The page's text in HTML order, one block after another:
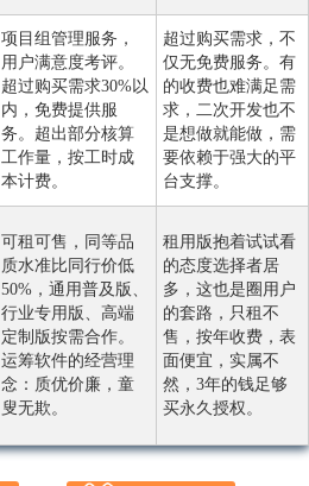
项目组管理服务，
用户满意度考评。
超过购买需求30%以
内，免费提供服
务。超出部分核算
工作量，按工时成
本计费。
超过购买需求，不
仅无免费服务。有
的收费也难满足需
求，二次开发也不
是想做就能做，需
要依赖于强大的平
台支撑。
可租可售，同等品
质水准比同行价低
50%，通用普及版、
行业专用版、高端
定制版按需合作。
运筹软件的经营理
念：质优价廉，童
叟无欺。
租用版抱着试试看
的态度选择者居
多，这也是圈用户
的套路，只租不
售，按年收费，表
面便宜，实属不
然，3年的钱足够
买永久授权。